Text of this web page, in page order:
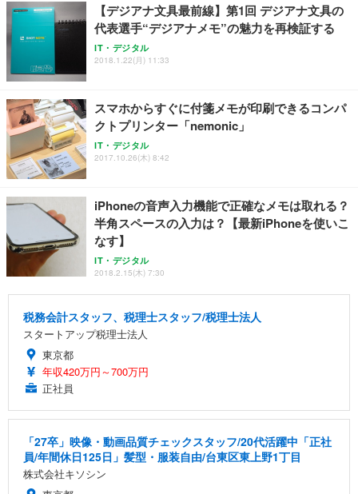
【デジアナ文具最前線】第1回 デジアナ文具の
代表選手“デジアナメモ”の魅力を再検証する
IT・デジタル
2018.1.22(月) 11:33
スマホからすぐに付箋メモが印刷できるコンパ
クトプリンター「nemonic」
IT・デジタル
2017.10.26(木) 8:42
iPhoneの音声入力機能で正確なメモは取れる？
半角スペースの入力は？【最新iPhoneを使いこ
なす】
IT・デジタル
2018.2.15(木) 7:30
税務会計スタッフ、税理士スタッフ/税理士法人
スタートアップ税理士法人
東京都
年収420万円～700万円
正社員
「27卒」映像・動画品質チェックスタッフ/20代活躍中「正社
員/年間休日125日」髪型・服装自由/台東区東上野1丁目
株式会社キソシン